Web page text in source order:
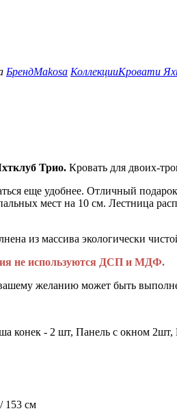
БрендMakosa КоллекцииКровати
Трио. Кровать для двоих-
еще удобнее. Отличный
мест на 10 см. Лестница
из массива экологически
не используются ДСП и МДФ.
желанию может быть
конек - 2 шт, Панель с окном
153 см